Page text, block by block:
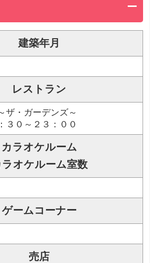
建築年月
レストラン
ザ・ガーデンズ～
３０～２３：００
カラオケルーム
ラオケルーム室数
ゲームコーナー
売店